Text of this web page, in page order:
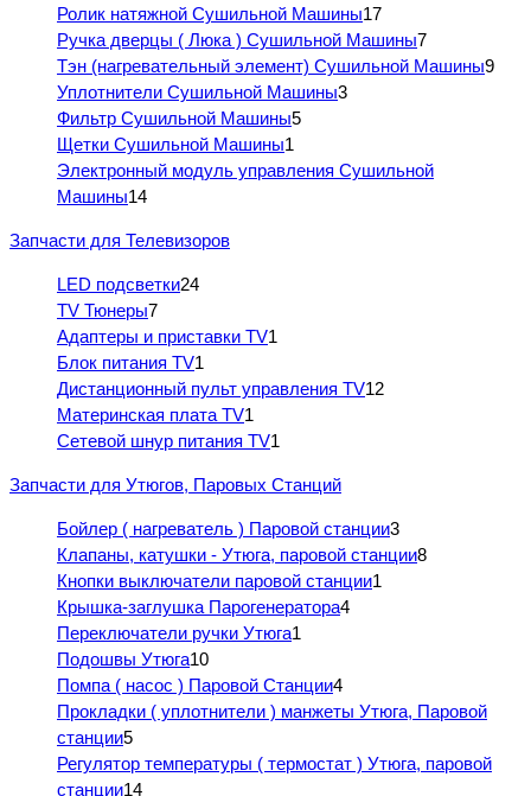
Ролик натяжной Сушильной Машины17
Ручка дверцы ( Люка ) Сушильной Машины7
Тэн (нагревательный элемент) Сушильной Машины9
Уплотнители Сушильной Машины3
Фильтр Сушильной Машины5
Щетки Сушильной Машины1
Электронный модуль управления Сушильной
Машины14
Запчасти для Телевизоров
LED подсветки24
TV Тюнеры7
Адаптеры и приставки TV1
Блок питания TV1
Дистанционный пульт управления TV12
Материнская плата TV1
Сетевой шнур питания TV1
Запчасти для Утюгов, Паровых Станций
Бойлер ( нагреватель ) Паровой станции3
Клапаны, катушки - Утюга, паровой станции8
Кнопки выключатели паровой станции1
Крышка-заглушка Парогенератора4
Переключатели ручки Утюга1
Подошвы Утюга10
Помпа ( насос ) Паровой Станции4
Прокладки ( уплотнители ) манжеты Утюга, Паровой
станции5
Регулятор температуры ( термостат ) Утюга, паровой
станции14